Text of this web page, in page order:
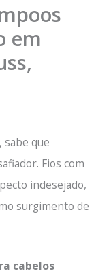
em
sabe que
Fios com
indesejado,
surgimento de
cabelos